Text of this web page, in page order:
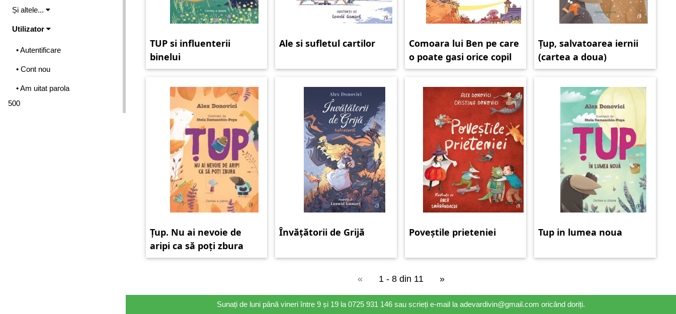
Și altele...
Utilizator
• Autentificare
• Cont nou
• Am uitat parola
500
TUP si influenterii
binelui
Ale si sufletul cartilor
Comoara lui Ben pe care
o poate gasi orice copil
Țup, salvatoarea iernii
(cartea a doua)
Țup. Nu ai nevoie de
aripi ca să poți zbura
Învățătorii de Grijă Poveștile prieteniei Tup in lumea noua
« 1 - 8 din 11 »
Sunați de luni până vineri între 9 și 19 la 0725 931 146 sau scrieți e-mail la adevardivin@gmail.com oricând doriți.